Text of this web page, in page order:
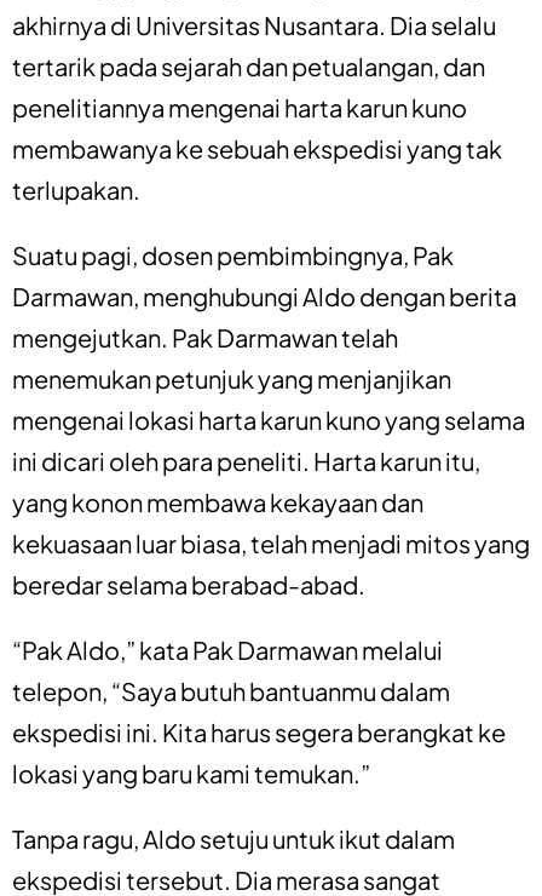
akhirnya di Universitas Nusantara. Dia selalu
tertarik pada sejarah dan petualangan, dan
penelitiannya mengenai harta karun kuno
membawanya ke sebuah ekspedisi yang tak
terlupakan.
Suatu pagi, dosen pembimbingnya, Pak
Darmawan, menghubungi Aldo dengan berita
mengejutkan. Pak Darmawan telah
menemukan petunjuk yang menjanjikan
mengenai lokasi harta karun kuno yang selama
ini dicari oleh para peneliti. Harta karun itu,
yang konon membawa kekayaan dan
kekuasaan luar biasa, telah menjadi mitos yang
beredar selama berabad-abad.
“Pak Aldo,” kata Pak Darmawan melalui
telepon, “Saya butuh bantuanmu dalam
ekspedisi ini. Kita harus segera berangkat ke
lokasi yang baru kami temukan.”
Tanpa ragu, Aldo setuju untuk ikut dalam
ekspedisi tersebut. Dia merasa sangat